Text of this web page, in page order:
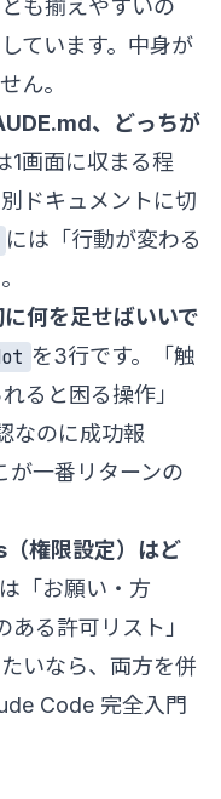
も揃えやすいの
ています。中身が
ん。
、どっちが
1画面に収まる程
ドキュメントに切
には「行動が変わる
何を足せばいいで
を3行です。「触
ると困る操作」
なのに成功報
が一番リターンの
権限設定）はど
は「お願い・方
る許可リスト」
いなら、両方を併
Code 完全入門